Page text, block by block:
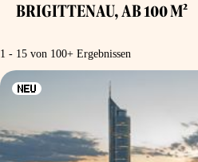
BRIGITTENAU, AB 100 M²
1 - 15 von 100+ Ergebnissen